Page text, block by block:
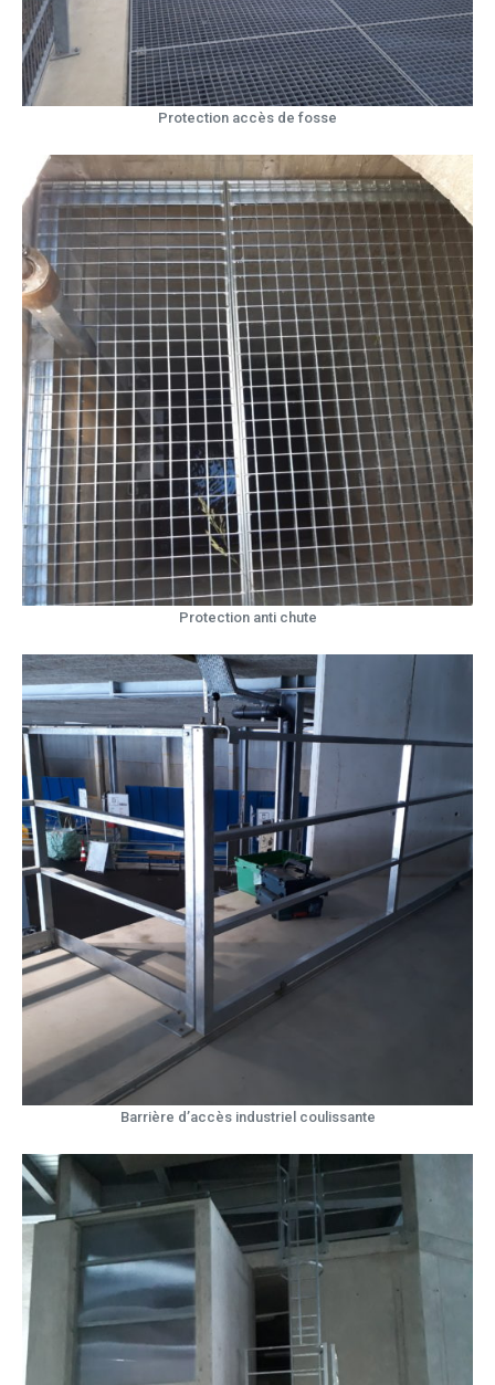
Protection accès de fosse
Protection anti chute
Barrière d’accès industriel coulissante